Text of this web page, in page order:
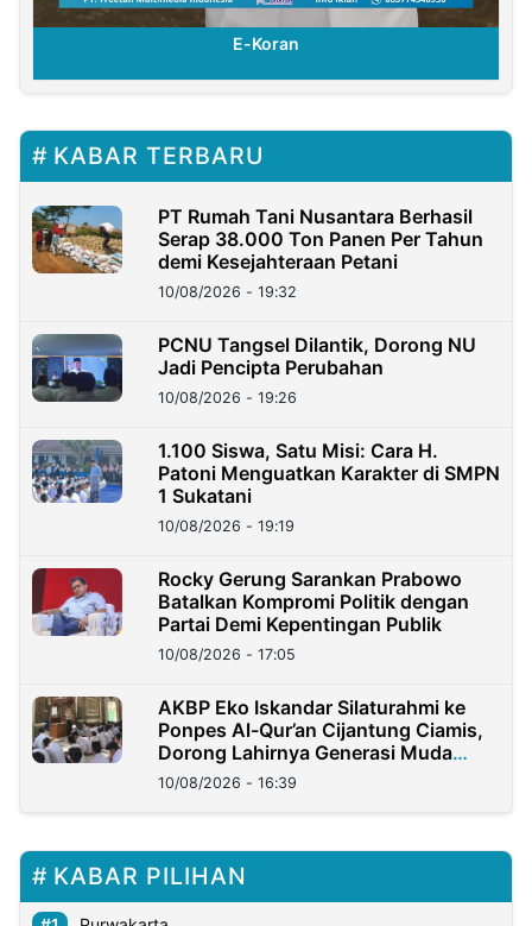
E-Koran
KABAR TERBARU
PT Rumah Tani Nusantara Berhasil
Serap 38.000 Ton Panen Per Tahun
demi Kesejahteraan Petani
10/08/2026 - 19:32
PCNU Tangsel Dilantik, Dorong NU
Jadi Pencipta Perubahan
10/08/2026 - 19:26
1.100 Siswa, Satu Misi: Cara H.
Patoni Menguatkan Karakter di SMPN
1 Sukatani
10/08/2026 - 19:19
Rocky Gerung Sarankan Prabowo
Batalkan Kompromi Politik dengan
Partai Demi Kepentingan Publik
10/08/2026 - 17:05
AKBP Eko Iskandar Silaturahmi ke
Ponpes Al-Qur’an Cijantung Ciamis,
Dorong Lahirnya Generasi Muda
Berkarakter
10/08/2026 - 16:39
KABAR PILIHAN